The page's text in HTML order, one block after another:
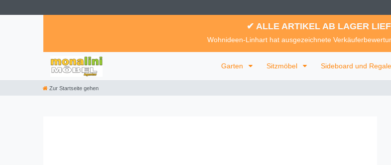
✔ ALLE ARTIKEL AB LAGER
Wohnideen-Linhart hat ausgezeichnete
Garten Sitzmöbel Sideboard und Regale
Zur Startseite gehen